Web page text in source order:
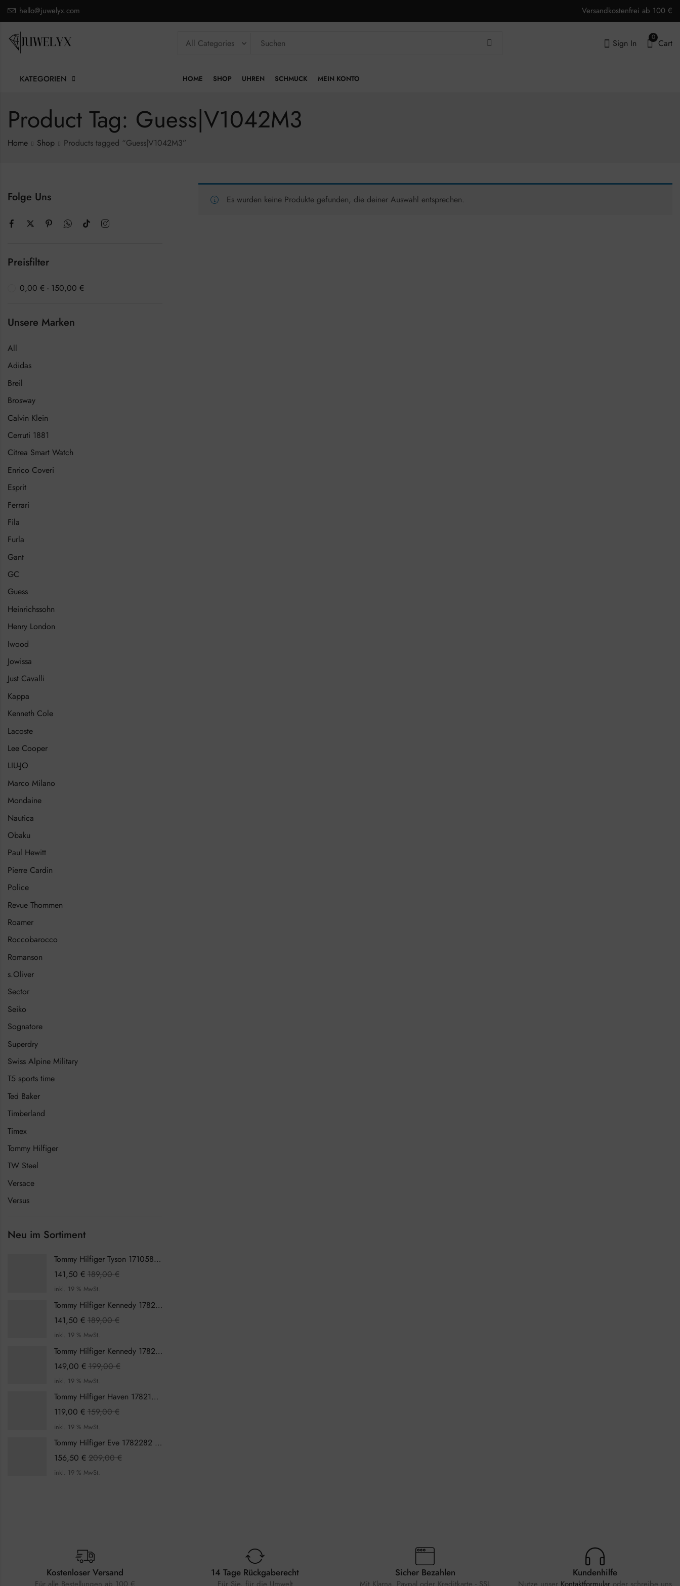
hello@juwelyx.com Versandkostenfrei ab 100 €
Sign In
0
Cart
KATEGORIEN HOME SHOP UHREN SCHMUCK MEIN KONTO
Product Tag: Guess|V1042M3
Home Shop Products tagged “Guess|V1042M3”
Es wurden keine Produkte gefunden, die deiner Auswahl entsprechen.
Folge Uns
Preisfilter
0,00 € - 150,00 €
Unsere Marken
All
Adidas
Breil
Brosway
Calvin Klein
Cerruti 1881
Citrea Smart Watch
Enrico Coveri
Esprit
Ferrari
Fila
Furla
Gant
GC
Guess
Heinrichssohn
Henry London
Iwood
Jowissa
Just Cavalli
Kappa
Kenneth Cole
Lacoste
Lee Cooper
LIU-JO
Marco Milano
Mondaine
Nautica
Obaku
Paul Hewitt
Pierre Cardin
Police
Revue Thommen
Roamer
Roccobarocco
Romanson
s.Oliver
Sector
Seiko
Sognatore
Superdry
Swiss Alpine Military
T5 sports time
Ted Baker
Timberland
Timex
Tommy Hilfiger
TW Steel
Versace
Versus
Neu im Sortiment
Tommy Hilfiger Tyson 1710589 Herrenuhr
141,50 € 189,00€
inkl. 19 % MwSt.
Tommy Hilfiger Kennedy 1782387 Damenuhr
141,50 € 189,00€
inkl. 19 % MwSt.
Tommy Hilfiger Kennedy 1782386 Damenuhr
149,00 € 199,00€
inkl. 19 % MwSt.
Tommy Hilfiger Haven 1782199 Damenuhr
119,00 € 159,00€
inkl. 19 % MwSt.
Tommy Hilfiger Eve 1782282 Damenuhr
156,50 € 209,00€
inkl. 19 % MwSt.
Kostenloser Versand
Für alle Bestellungen ab 100 €
14 Tage Rückgaberecht
Für Sie, für die Umwelt
Sicher Bezahlen
Mit Klarna, Paypal oder Kreditkarte - SSL
Kundenhilfe
Nutze unser Kontaktformular oder schreibe uns